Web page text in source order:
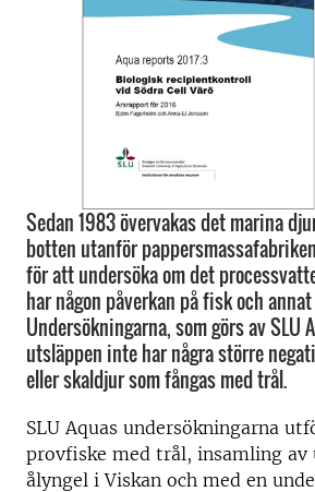
Sedan 1983 övervakas det marina
botten utanför
för att undersöka om det
har någon påverkan på fisk och
Undersökningarna, som görs av SLU
utsläppen inte har några större
eller skaldjur som fångas med trål.
SLU Aquas undersökningarna
provfiske med trål, insamling av
ålyngel i Viskan och med en